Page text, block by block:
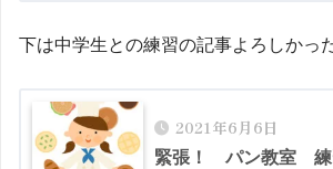
下は中学生との練習の記事よろしかっ
2021年6月6日
緊張！ パン教室 練